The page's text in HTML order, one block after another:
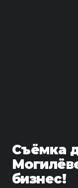
Съёмка
бизнес!